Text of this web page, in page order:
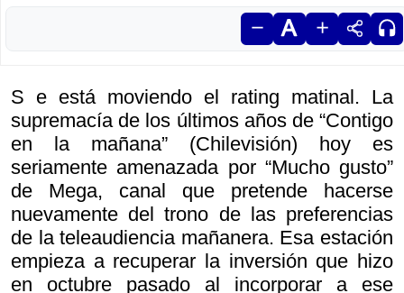
S e está moviendo el rating matinal. La
supremacía de los últimos años de “Contigo
en la mañana” (Chilevisión) hoy es
seriamente amenazada por “Mucho gusto”
de Mega, canal que pretende hacerse
nuevamente del trono de las preferencias
de la teleaudiencia mañanera. Esa estación
empieza a recuperar la inversión que hizo
en octubre pasado al incorporar a ese